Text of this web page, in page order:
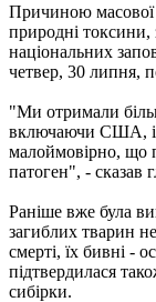
Причиною масової
природні
національних
четвер, 30 липня,
"Ми отримали
включаючи США, і
малоймовірно, що
патоген", - сказав
Раніше вже була
загиблих тварин
смерті, їх бивні -
підтвердилася
сибірки.